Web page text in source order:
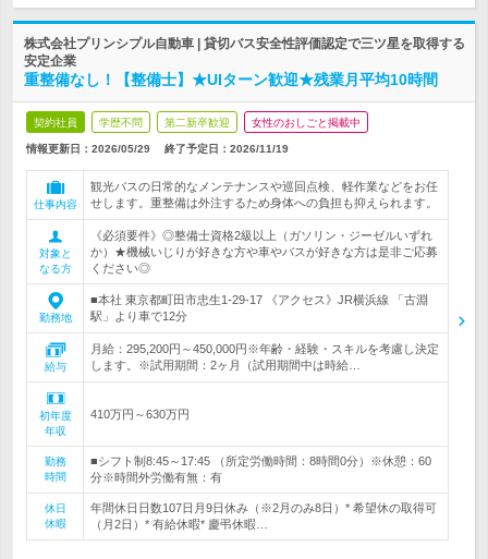
株式会社プリンシプル自動車 | 貸切バス安全性評価認定で三ツ星を取得する
安定企業
重整備なし！【整備士】★UIターン歓迎★残業月平均10時間
契約社員 学歴不問 第二新卒歓迎 女性のおしごと掲載中
情報更新日：2026/05/29 終了予定日： 2026/11/19
仕事内容
観光バスの日常的なメンテナンスや巡回点検、軽作業などをお任
せします。重整備は外注するため身体への負担も抑えられます。
対象と
なる方
《必須要件》◎整備士資格2級以上（ガソリン・ジーゼルいずれ
か）★機械いじりが好きな方や車やバスが好きな方は是非ご応募
ください◎
勤務地
■本社 東京都町田市忠生1-29-17 《アクセス》JR横浜線 「古淵
駅」より車で12分
給与
月給：295,200円～450,000円※年齢・経験・スキルを考慮し決定
します。※試用期間：2ヶ月（試用期間中は時給…
初年度
年収
410万円～630万円
勤務
時間
■シフト制8:45～17:45 （所定労働時間：8時間0分）※休憩：60
分※時間外労働有無：有
休日
休暇
年間休日日数107日月9日休み（※2月のみ8日）* 希望休の取得可
（月2日）* 有給休暇* 慶弔休暇…